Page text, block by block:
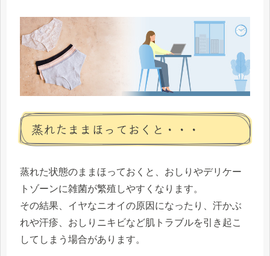
蒸れたままほっておくと・・・
蒸れた状態のままほっておくと、おしりやデリケー
トゾーンに雑菌が繁殖しやすくなります。
その結果、イヤなニオイの原因になったり、汗かぶ
れや汗疹、おしりニキビなど肌トラブルを引き起こ
してしまう場合があります。